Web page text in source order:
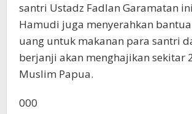
santri Ustadz Fadlan Garamatan
Hamudi juga menyerahkan
uang untuk makanan para santri
berjanji akan menghajikan sekitar
Muslim Papua.
000